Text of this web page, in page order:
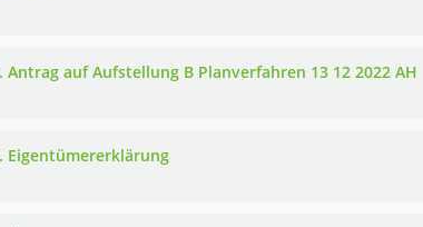
Antrag auf Aufstellung B Planverfahren 13 12 2022 AH
Eigentümererklärung